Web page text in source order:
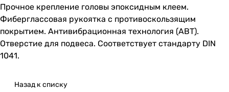
Прочное крепление головы эпоксидным клеем.
Фиберглассовая рукоятка с противоскользящим
покрытием. Антивибрационная технология (АВТ).
Отверстие для подвеса. Соответствует стандарту DIN
1041.
Назад к списку